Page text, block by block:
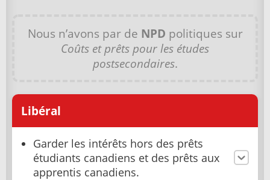
Nous n’avons par de NPD politiques sur
Coûts et prêts pour les études
postsecondaires.
Libéral
Garder les intérêts hors des prêts
étudiants canadiens et des prêts aux
apprentis canadiens.